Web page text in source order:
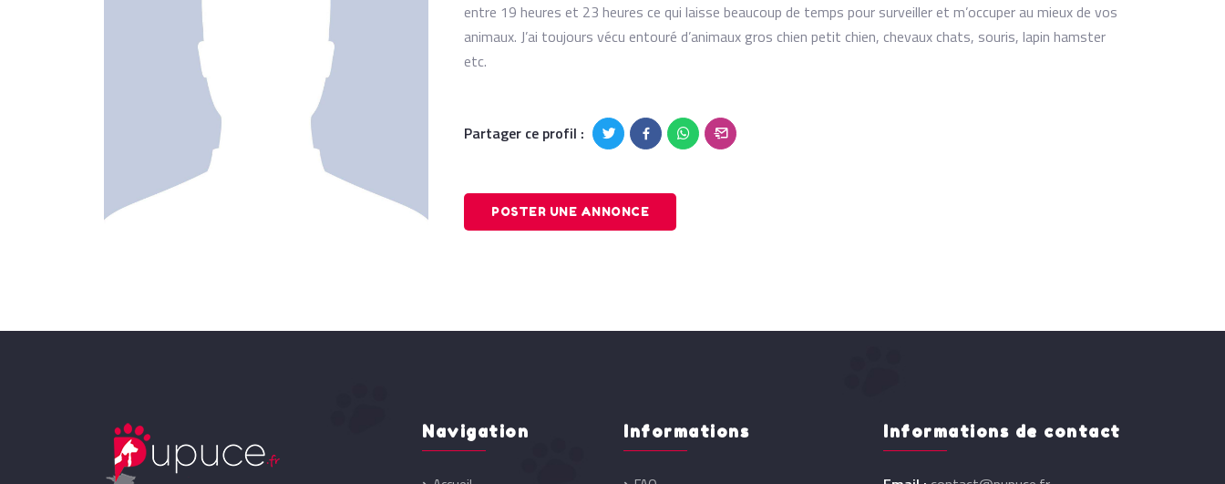
entre 19 heures et 23 heures ce qui laisse beaucoup de temps pour surveiller et m’occuper au mieux de vos
animaux. J’ai toujours vécu entouré d’animaux gros chien petit chien, chevaux chats, souris, lapin hamster
etc.
Partager ce profil :
POSTER UNE ANNONCE
Navigation Informations Informations de contact